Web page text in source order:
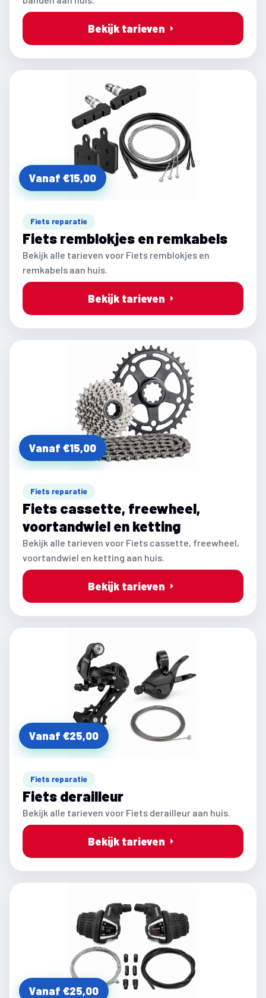
Bekijk tarieven
Vanaf €15,00
Fiets reparatie
Fiets remblokjes en remkabels
Bekijk alle tarieven voor Fiets remblokjes en
remkabels aan huis.
Bekijk tarieven
Vanaf €15,00
Fiets reparatie
Fiets cassette, freewheel,
voortandwiel en ketting
Bekijk alle tarieven voor Fiets cassette, freewheel,
voortandwiel en ketting aan huis.
Bekijk tarieven
Vanaf €25,00
Fiets reparatie
Fiets derailleur
Bekijk alle tarieven voor Fiets derailleur aan huis.
Bekijk tarieven
Vanaf €25,00